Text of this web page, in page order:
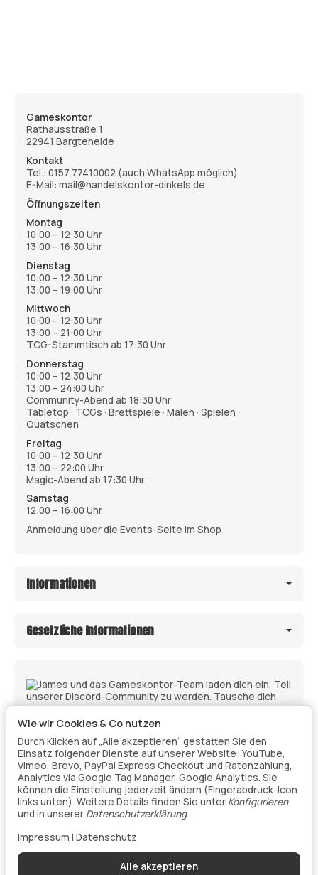
Gameskontor
Rathausstraße 1
22941 Bargteheide
Kontakt
Tel.: 0157 77410002 (auch WhatsApp möglich)
E-Mail: mail@handelskontor-dinkels.de
Öffnungszeiten
Montag
10:00 – 12:30 Uhr
13:00 – 16:30 Uhr
Dienstag
10:00 – 12:30 Uhr
13:00 – 19:00 Uhr
Mittwoch
10:00 – 12:30 Uhr
13:00 – 21:00 Uhr
TCG-Stammtisch ab 17:30 Uhr
Donnerstag
10:00 – 12:30 Uhr
13:00 – 24:00 Uhr
Community-Abend ab 18:30 Uhr
Tabletop · TCGs · Brettspiele · Malen · Spielen ·
Quatschen
Freitag
10:00 – 12:30 Uhr
13:00 – 22:00 Uhr
Magic-Abend ab 17:30 Uhr
Samstag
12:00 – 16:00 Uhr
Anmeldung über die Events-Seite im Shop
Informationen
Gesetzliche Informationen
Vertrag widerrufen
Alle akzeptieren
Wie wir Cookies & Co nutzen
Durch Klicken auf „Alle akzeptieren“ gestatten Sie den
Einsatz folgender Dienste auf unserer Website: YouTube,
Vimeo, Brevo, PayPal Express Checkout und Ratenzahlung,
Analytics via Google Tag Manager, Google Analytics. Sie
können die Einstellung jederzeit ändern (Fingerabdruck-Icon
links unten). Weitere Details finden Sie unter Konfigurieren
und in unserer Datenschutzerklärung.
Impressum | Datenschutz